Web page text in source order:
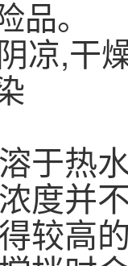
。
凉,干
于热
度并
较高